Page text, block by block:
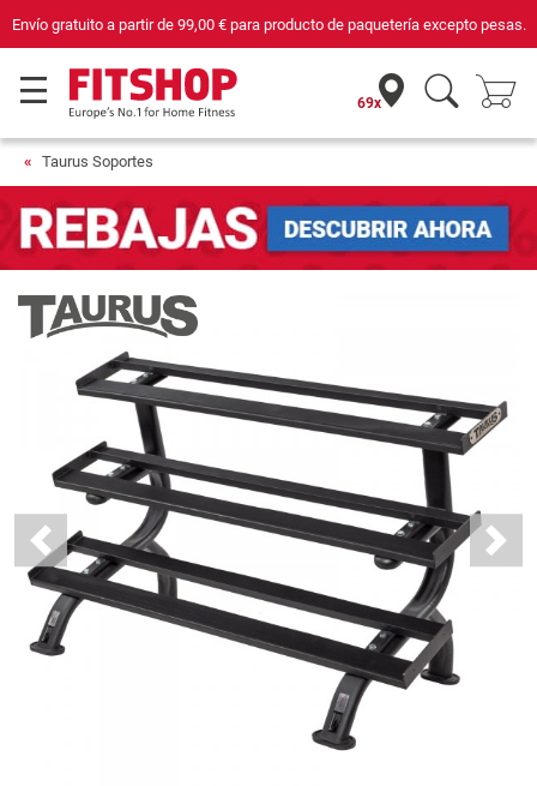
Compra con seguridad en Fitshop, comercio con sello de Confianza Online.
69x
Taurus Soportes
Previous Next